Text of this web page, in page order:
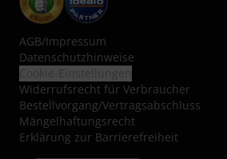
AGB/Impressum
Datenschutzhinweise
Widerrufsrecht für Verbraucher
Bestellvorgang/Vertragsabschluss
Mängelhaftungsrecht
Erklärung zur Barrierefreiheit